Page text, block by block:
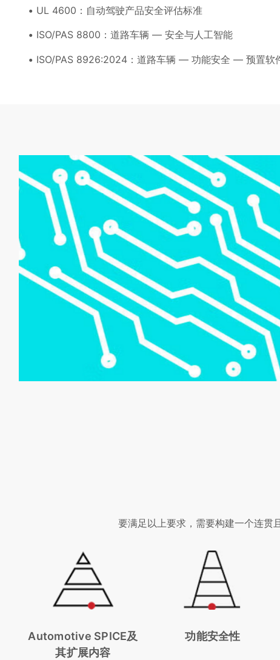
UL 4600：自动驾驶产品安全评估标准
ISO/PAS 8800：道路车辆 — 安全与人工智能
ISO/PAS 8926:2024：道路车辆 — 功能安全 — 预置软
要满足以上要求，需要构建一个连贯
Automotive SPICE及
其扩展内容
功能安全性